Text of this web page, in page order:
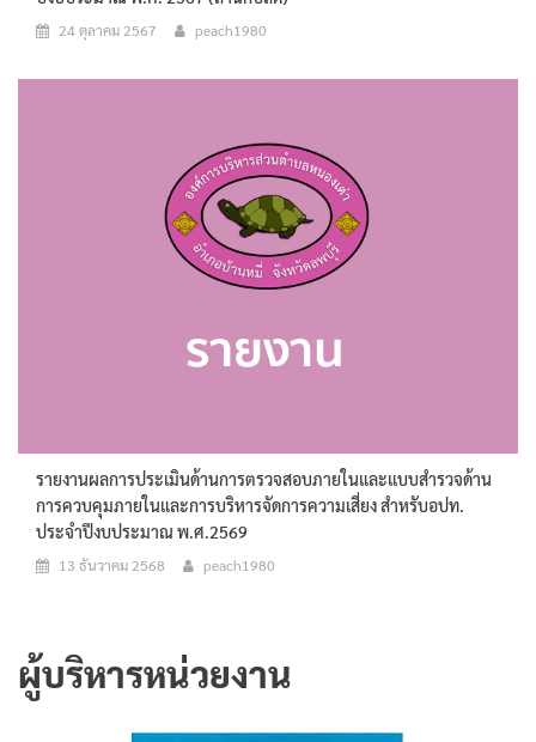
24 ตุลาคม 2567 peach1980
รายงานผลการประเมินด้านการตรวจสอบภายในและแบบสำรวจด้าน
การควบคุมภายในและการบริหารจัดการความเสี่ยง สำหรับอปท.
ประจำปีงบประมาณ พ.ศ.2569
13 ธันวาคม 2568 peach1980
ผู้บริหารหน่วยงาน